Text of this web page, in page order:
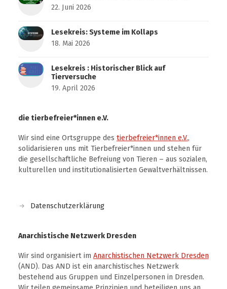
22. Juni 2026
Lesekreis: Systeme im Kollaps
18. Mai 2026
Lesekreis : Historischer Blick auf
Tierversuche
19. April 2026
die tierbefreier*innen e.V.
Wir sind eine Ortsgruppe des tierbefreier*innen e.V.,
solidarisieren uns mit Tierbefreier*innen und stehen für
die gesellschaftliche Befreiung von Tieren – aus sozialen,
kulturellen und institutionalisierten Gewaltverhältnissen.
Datenschutzerklärung
Anarchistische Netzwerk Dresden
Wir sind organisiert im Anarchistischen Netzwerk Dresden
(AND). Das AND ist ein anarchistisches Netzwerk
bestehend aus Gruppen und Einzelpersonen in Dresden.